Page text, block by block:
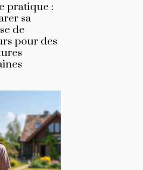
pratique :
sa
de
pour des